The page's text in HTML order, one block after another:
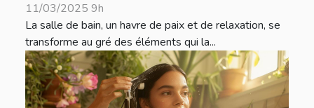
11/03/2025 9h
La salle de bain, un havre de paix et de relaxation, se
transforme au gré des éléments qui la...